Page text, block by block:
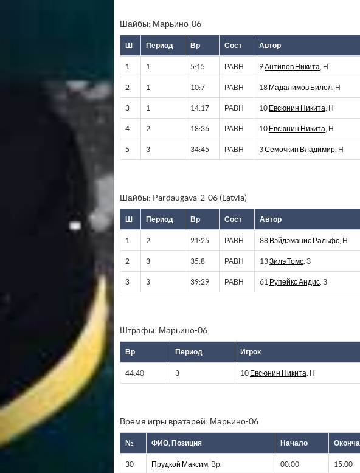
Шайбы: Марьино-06
Ш Период Вр Сост Автор
1 1 5:15 РАВН 9Антипов Никита , Н
2 1 10:7 РАВН 18 Мадалимов Билол , Н
3 1 14:17 РАВН 10 Евсюнин Никита , Н
4 2 18:36 РАВН 10 Евсюнин Никита , Н
5 3 34:45 РАВН 3Семочкин Владимир , Н
Шайбы: Pardaugava-2-06 (Latvia)
Ш Период Вр Сост Автор
1 2 21:25 РАВН 88 Вэйдэманис Ральфс , Н
2 3 35:8 РАВН 13Зилэ Томс , З
3 3 39:29 РАВН 61 Рупейкс Андис , З
Штрафы: Марьино-06
Вр Период Игрок
44:40 3 10 Евсюнин Никита , Н
Время игры вратарей: Марьино-06
№ ФИО, Позиция Начало
30 Прудкой Максим , Вр. 00:00 15:00